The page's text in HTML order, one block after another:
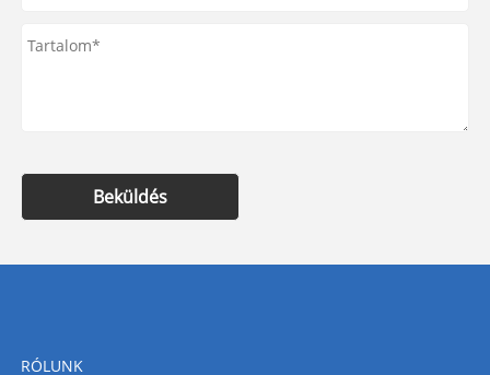
Beküldés
RÓLUNK